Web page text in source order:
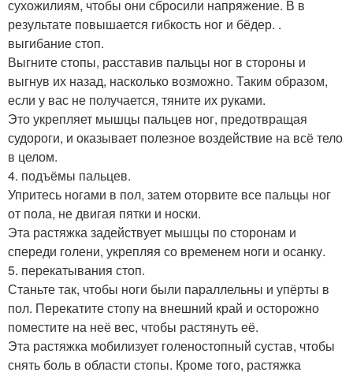
сухожилиям, чтобы они сбросили напряжение. В в
результате повышается гибкость ног и бёдер. .
выгибание стоп.
Выгните стопы, расставив пальцы ног в стороны и
выгнув их назад, насколько возможно. Таким образом,
если у вас не получается, тяните их руками.
Это укрепляет мышцы пальцев ног, предотвращая
судороги, и оказывает полезное воздействие на всё тело
в целом.
4. подъёмы пальцев.
Упритесь ногами в пол, затем оторвите все пальцы ног
от пола, не двигая пятки и носки.
Эта растяжка задействует мышцы по сторонам и
спереди голени, укрепляя со временем ноги и осанку.
5. перекатывания стоп.
Станьте так, чтобы ноги были параллельны и упёрты в
пол. Перекатите стопу на внешний край и осторожно
поместите на неё вес, чтобы растянуть её.
Эта растяжка мобилизует голеностопный сустав, чтобы
снять боль в области стопы. Кроме того, растяжка